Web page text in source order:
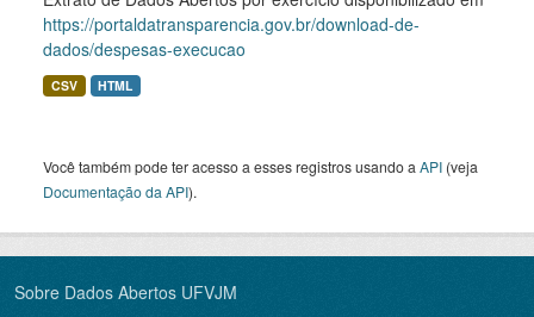
https://portaldatransparencia.gov.br/download-de-
dados/despesas-execucao
CSV HTML
Você também pode ter acesso a esses registros usando a API (veja
Documentação da API).
Sobre Dados Abertos UFVJM